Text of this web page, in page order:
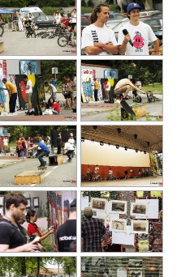
►
E-mail
najmä mladých Trnavčanov
V okolí Trnavy bude cez víkend živo
ukážu, že v športe hranice neexistujú